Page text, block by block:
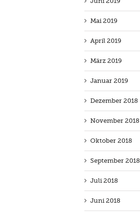
Mai 2019
April 2019
März 2019
Januar 2019
Dezember 2018
November 2018
Oktober 2018
September 2018
Juli 2018
Juni 2018